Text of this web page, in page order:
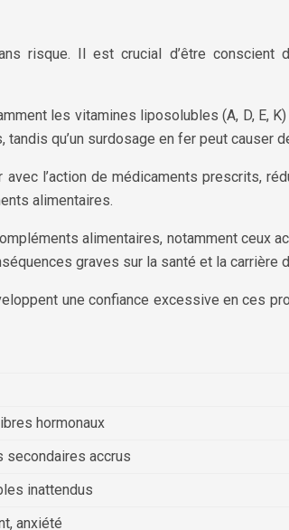
risque. Il est crucial d’être
les vitamines liposolubles (A, D, E,
qu’un surdosage en fer peut causer
l’action de médicaments prescrits,
alimentaires.
alimentaires, notamment ceux
graves sur la santé et la carrière
une confiance excessive en ces
hormonaux
secondaires accrus
inattendus
anxiété